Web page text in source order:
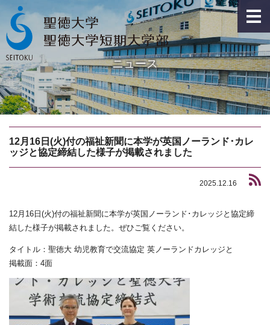
ニュース
12月16日(火)付の福祉新聞に本学が英国ノーランド･カレ
ッジと協定締結した様子が掲載されました
2025.12.16
12月16日(火)付の福祉新聞に本学が英国ノーランド･カレッジと協定締
結した様子が掲載されました。ぜひご覧ください。
タイトル：聖徳大 幼児教育で交流協定 英ノーランドカレッジと
掲載面：4面